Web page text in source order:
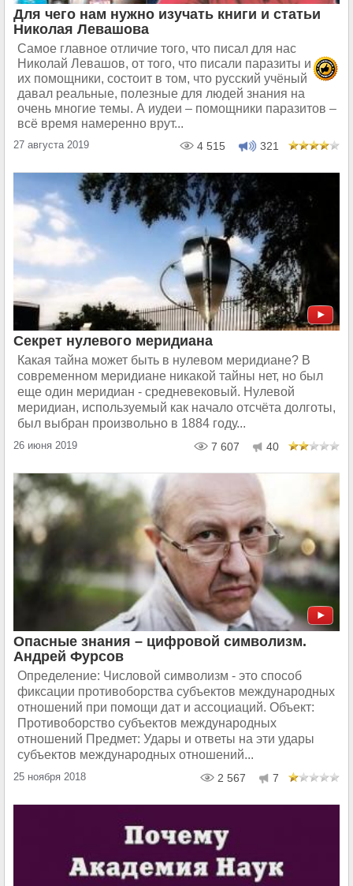
Для чего нам нужно изучать книги и статьи
Николая Левашова
Самое главное отличие того, что писал для нас
Николай Левашов, от того, что писали паразиты и
их помощники, состоит в том, что русский учёный
давал реальные, полезные для людей знания на
очень многие темы. А иудеи – помощники паразитов –
всё время намеренно врут...
27 августа 2019 4 515 321
Секрет нулевого меридиана
Какая тайна может быть в нулевом меридиане? В
современном меридиане никакой тайны нет, но был
еще один меридиан - средневековый. Нулевой
меридиан, используемый как начало отсчёта долготы,
был выбран произвольно в 1884 году...
26 июня 2019 7 607 40
Опасные знания – цифровой символизм.
Андрей Фурсов
Определение: Числовой символизм - это способ
фиксации противоборства субъектов международных
отношений при помощи дат и ассоциаций. Объект:
Противоборство субъектов международных
отношений Предмет: Удары и ответы на эти удары
субъектов международных отношений...
25 ноября 2018 2 567 7